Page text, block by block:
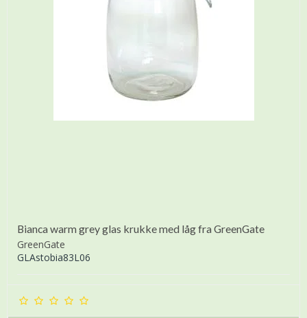
Bianca warm grey glas krukke med låg fra GreenGate
GreenGate
GLAstobia83L06